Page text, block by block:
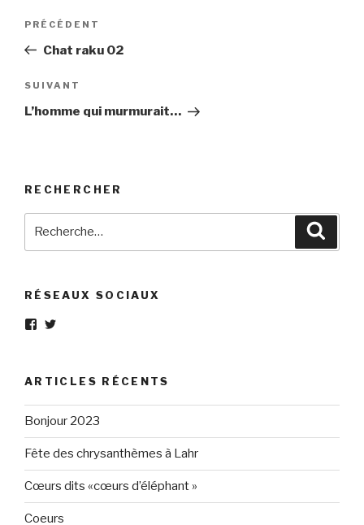
Navigation
l’article
Article
précédent
PRÉCÉDENT
Chat raku 02
Article
suivant
SUIVANT
L’homme qui murmurait…
RECHERCHER
RÉSEAUX SOCIAUX
Voir
Eléphant-
Gris-
160596147294205
sur
Facebook
Voir
elephantgris
sur
Twitter
ARTICLES RÉCENTS
Bonjour 2023
Fête des chrysanthèmes à Lahr
Cœurs dits «cœurs d’éléphant »
Coeurs